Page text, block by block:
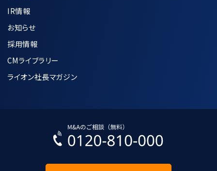
IR情報
お知らせ
採用情報
CMライブラリー
ライオン社長マガジン